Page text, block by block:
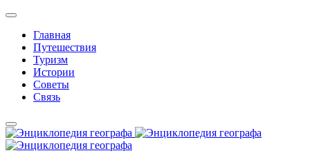
Главная
Путешествия
Туризм
Истории
Советы
Связь